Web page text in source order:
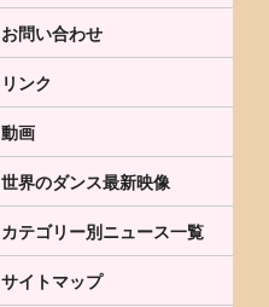
お問い合わせ
リンク
動画
世界のダンス最新映像
カテゴリー別ニュース一覧
サイトマップ